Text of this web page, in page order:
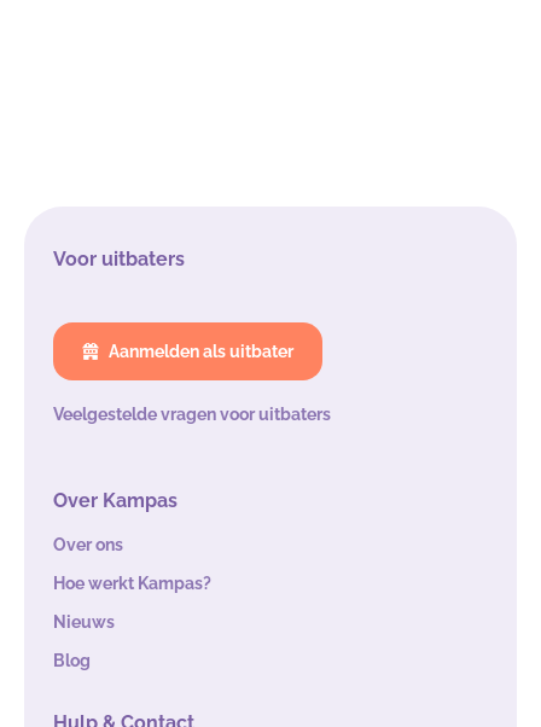
Voor uitbaters
Aanmelden als uitbater
Veelgestelde vragen voor uitbaters
Over Kampas
Over ons
Hoe werkt Kampas?
Nieuws
Blog